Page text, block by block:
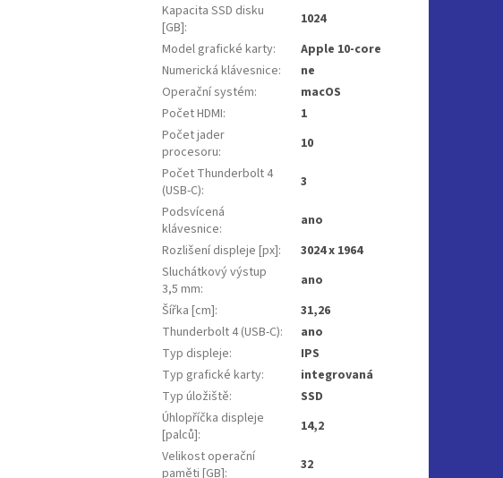
Kapacita SSD disku
[GB]:
1024
Model grafické karty:
Apple 10-core
Numerická klávesnice:
ne
Operační systém:
macOS
Počet HDMI:
1
Počet jader
procesoru:
10
Počet Thunderbolt 4
(USB-C):
3
Podsvícená
klávesnice:
ano
Rozlišení displeje [px]:
3024 x 1964
Sluchátkový výstup
3,5 mm:
ano
Šířka [cm]:
31,26
Thunderbolt 4 (USB-C):
ano
Typ displeje:
IPS
Typ grafické karty:
integrovaná
Typ úložiště:
SSD
Úhlopříčka displeje
[palců]:
14,2
Velikost operační
paměti [GB]: 32